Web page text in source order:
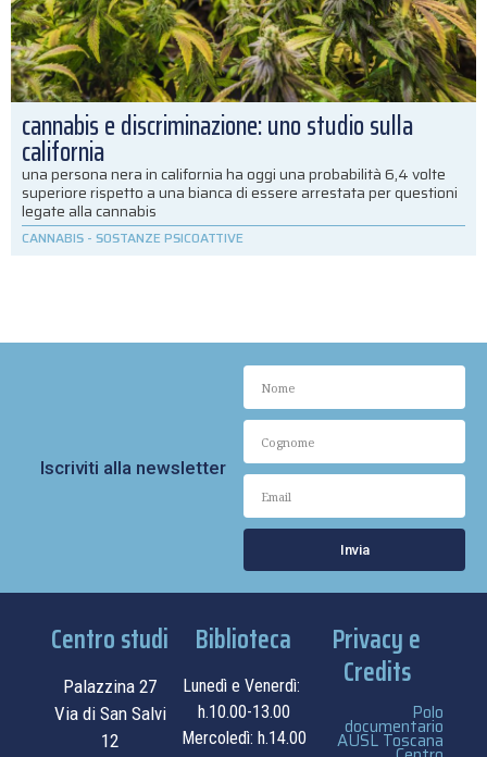
cannabis e discriminazione: uno studio sulla
california
una persona nera in california ha oggi una probabilità 6,4 volte
superiore rispetto a una bianca di essere arrestata per questioni
legate alla cannabis
CANNABIS - SOSTANZE PSICOATTIVE
Iscriviti alla newsletter
Invia
Centro studi
Palazzina 27
Via di San Salvi
12
Biblioteca
Lunedì e Venerdì:
h.10.00-13.00
Mercoledì: h.14.00
Privacy e
Credits
Polo
documentario
AUSL Toscana